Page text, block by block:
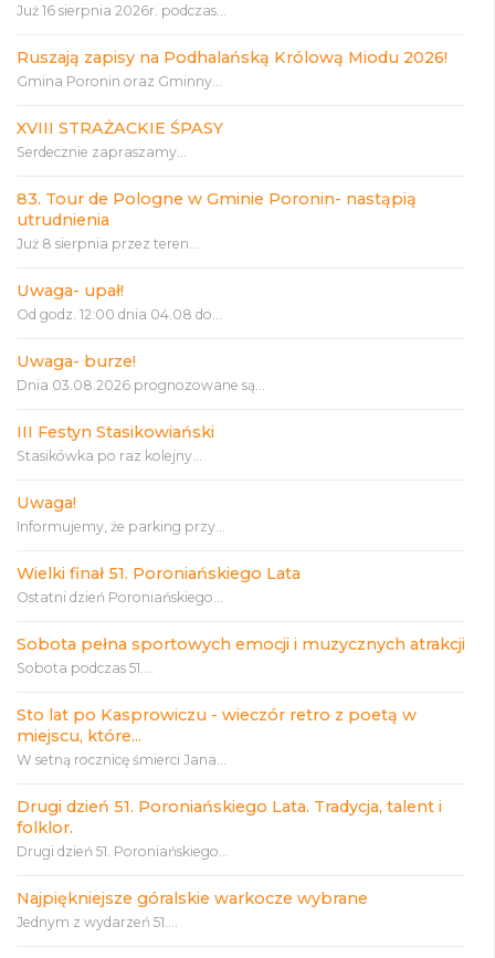
Już 16 sierpnia 2026r. podczas...
Ruszają zapisy na Podhalańską Królową Miodu 2026!
Gmina Poronin oraz Gminny...
XVIII STRAŻACKIE ŚPASY
Serdecznie zapraszamy...
83. Tour de Pologne w Gminie Poronin- nastąpią
utrudnienia
Już 8 sierpnia przez teren...
Uwaga- upał!
Od godz. 12:00 dnia 04.08 do...
Uwaga- burze!
Dnia 03.08.2026 prognozowane są...
III Festyn Stasikowiański
Stasikówka po raz kolejny...
Uwaga!
Informujemy, że parking przy...
Wielki finał 51. Poroniańskiego Lata
Ostatni dzień Poroniańskiego...
Sobota pełna sportowych emocji i muzycznych atrakcji
Sobota podczas 51....
Sto lat po Kasprowiczu - wieczór retro z poetą w
miejscu, które...
W setną rocznicę śmierci Jana...
Drugi dzień 51. Poroniańskiego Lata. Tradycja, talent i
folklor.
Drugi dzień 51. Poroniańskiego...
Najpiękniejsze góralskie warkocze wybrane
Jednym z wydarzeń 51....